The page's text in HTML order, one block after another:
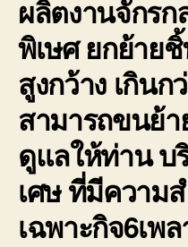
ผลิตงานจักร
พิเษศ ยกย้าย
สูงกว้าง เกินก
สามารถขนย้า
ดูแลให้ท่าน บ
เศษ ที่มีความ
เฉพาะกิจ6เพ